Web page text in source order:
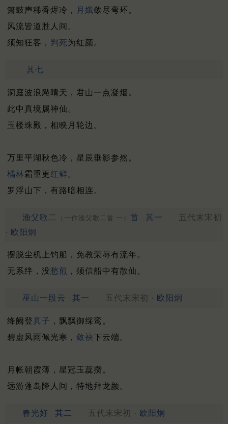
箫鼓声稀香烬冷， 月娥敛尽弯环。
风流皆道胜人间。
须知狂客， 判死为红颜。
其七
洞庭波浪飐晴天，君山一点凝烟。
此中真境属神仙。
玉楼珠殿，相映月轮边。
万里平湖秋色冷，星辰垂影参然。
橘林霜重更红鲜 。
罗浮山下，有路暗相连。
渔父歌二 （一作渔父歌二首 一） 首 其一
五代末宋初
· 欧阳炯
摆脱尘机上钓船，免教荣辱有流年。
无系绊，没愁煎 ，须信船中有散仙。
巫山一段云 其一 五代末宋初 · 欧阳炯
绛阙登真子 ，飘飘御䌽鸾。
碧虚风雨佩光寒， 敛袂下云端。
月帐朝霞薄，星冠玉蕊攒。
远游蓬岛降人间，特地拜龙颜。
春光好 其二 五代末宋初 · 欧阳炯